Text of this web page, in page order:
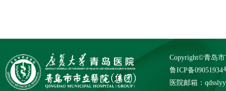
Copyright©青岛
鲁ICP备09051934
医院邮箱：